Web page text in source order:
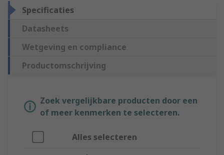
Specificaties
Datasheets
Wetgeving en compliance
Productomschrijving
Zoek vergelijkbare producten door een
of meer kenmerken te selecteren.
Alles selecteren